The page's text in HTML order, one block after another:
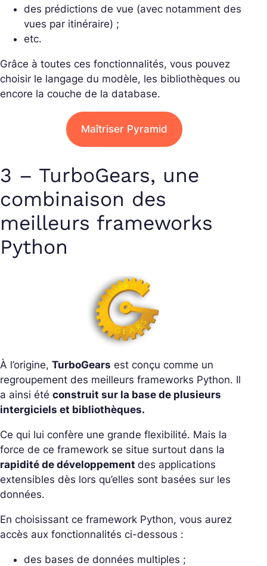
des prédictions de vue (avec notamment des
vues par itinéraire) ;
etc.
Grâce à toutes ces fonctionnalités, vous pouvez
choisir le langage du modèle, les bibliothèques ou
encore la couche de la database.
Maîtriser Pyramid
3 – TurboGears, une
combinaison des
meilleurs frameworks
Python
À l’origine, TurboGears est conçu comme un
regroupement des meilleurs frameworks Python. Il
a ainsi été construit sur la base de plusieurs
intergiciels et bibliothèques.
Ce qui lui confère une grande flexibilité. Mais la
force de ce framework se situe surtout dans la
rapidité de développement des applications
extensibles dès lors qu’elles sont basées sur les
données.
En choisissant ce framework Python, vous aurez
accès aux fonctionnalités ci-dessous :
des bases de données multiples ;